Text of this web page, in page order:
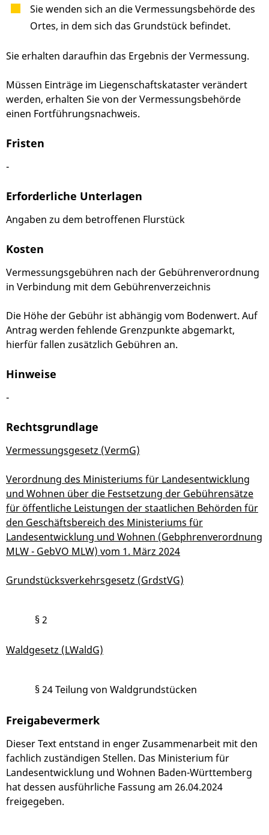
Sie wenden sich an die Vermessungsbehörde des
Ortes, in dem sich das Grundstück befindet.
Sie erhalten daraufhin das Ergebnis der Vermessung.
Müssen Einträge im Liegenschaftskataster verändert
werden, erhalten Sie von der Vermessungsbehörde
einen Fortführungsnachweis.
Fristen
-
Erforderliche Unterlagen
Angaben zu dem betroffenen Flurstück
Kosten
Vermessungsgebühren nach der Gebührenverordnung
in Verbindung mit dem Gebührenverzeichnis
Die Höhe der Gebühr ist abhängig vom Bodenwert. Auf
Antrag werden fehlende Grenzpunkte abgemarkt,
hierfür fallen zusätzlich Gebühren an.
Hinweise
-
Rechtsgrundlage
Vermessungsgesetz (VermG)
Verordnung des Ministeriums für Landesentwicklung
und Wohnen über die Festsetzung der Gebührensätze
für öffentliche Leistungen der staatlichen Behörden für
den Geschäftsbereich des Ministeriums für
Landesentwicklung und Wohnen (Gebphrenverordnung
MLW - GebVO MLW) vom 1. März 2024
Grundstücksverkehrsgesetz (GrdstVG)
§ 2
Waldgesetz (LWaldG)
§ 24Teilung von Waldgrundstücken
Freigabevermerk
Dieser Text entstand in enger Zusammenarbeit mit den
fachlich zuständigen Stellen. Das Ministerium für
Landesentwicklung und Wohnen Baden-Württemberg
hat dessen ausführliche Fassung am 26.04.2024
freigegeben.